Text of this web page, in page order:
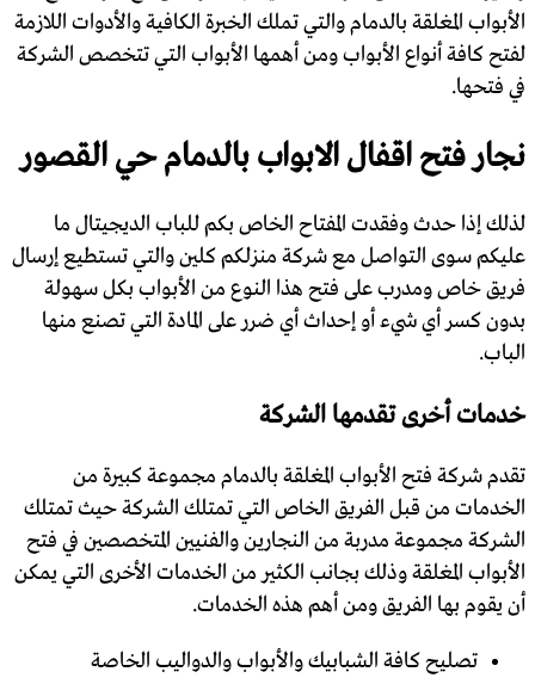
الأبواب المغلقة بالدمام والتي تملك الخبرة الكافية والأدوات اللازمة
لفتح كافة أنواع الأبواب ومن أهمها الأبواب التي تتخصص الشركة
في فتحها.
‏نجار فتح اقفال الابواب بالدمام حي القصور
لذلك إذا حدث وفقدت المفتاح الخاص بكم للباب الديجيتال ما
عليكم سوى التواصل مع شركة منزلكم كلين والتي تستطيع إرسال
فريق خاص ومدرب على فتح هذا النوع من الأبواب بكل سهولة
بدون كسر أي شيء أو إحداث أي ضرر على المادة التي تصنع منها
الباب.
خدمات أخرى تقدمها الشركة
تقدم شركة فتح الأبواب المغلقة بالدمام مجموعة كبيرة من
الخدمات من قبل الفريق الخاص التي تمتلك الشركة حيث تمتلك
الشركة مجموعة مدربة من النجارين والفنيين المتخصصين في فتح
الأبواب المغلقة وذلك بجانب الكثير من الخدمات الأخرى التي يمكن
أن يقوم بها الفريق ومن أهم هذه الخدمات.
تصليح كافة الشبابيك والأبواب والدواليب الخاصة